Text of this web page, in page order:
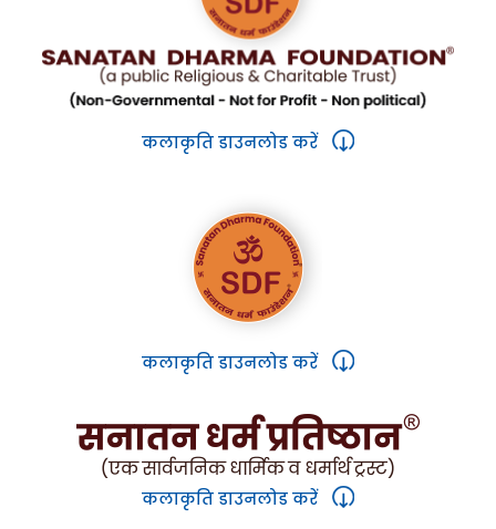
कलाकृति डाउनलोड करें
कलाकृति डाउनलोड करें
कलाकृति डाउनलोड करें